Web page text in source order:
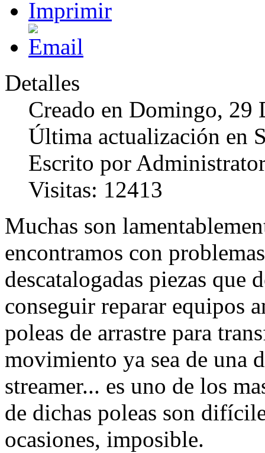
Detalles
Creado en Domingo, 29
Última actualización en
Escrito por
Visitas: 12413
Muchas son
encontramos con
descatalogadas piezas que
conseguir reparar equipos
poleas de arrastre para
movimiento ya sea de una
streamer... es uno de los
de dichas poleas son
ocasiones, imposible.